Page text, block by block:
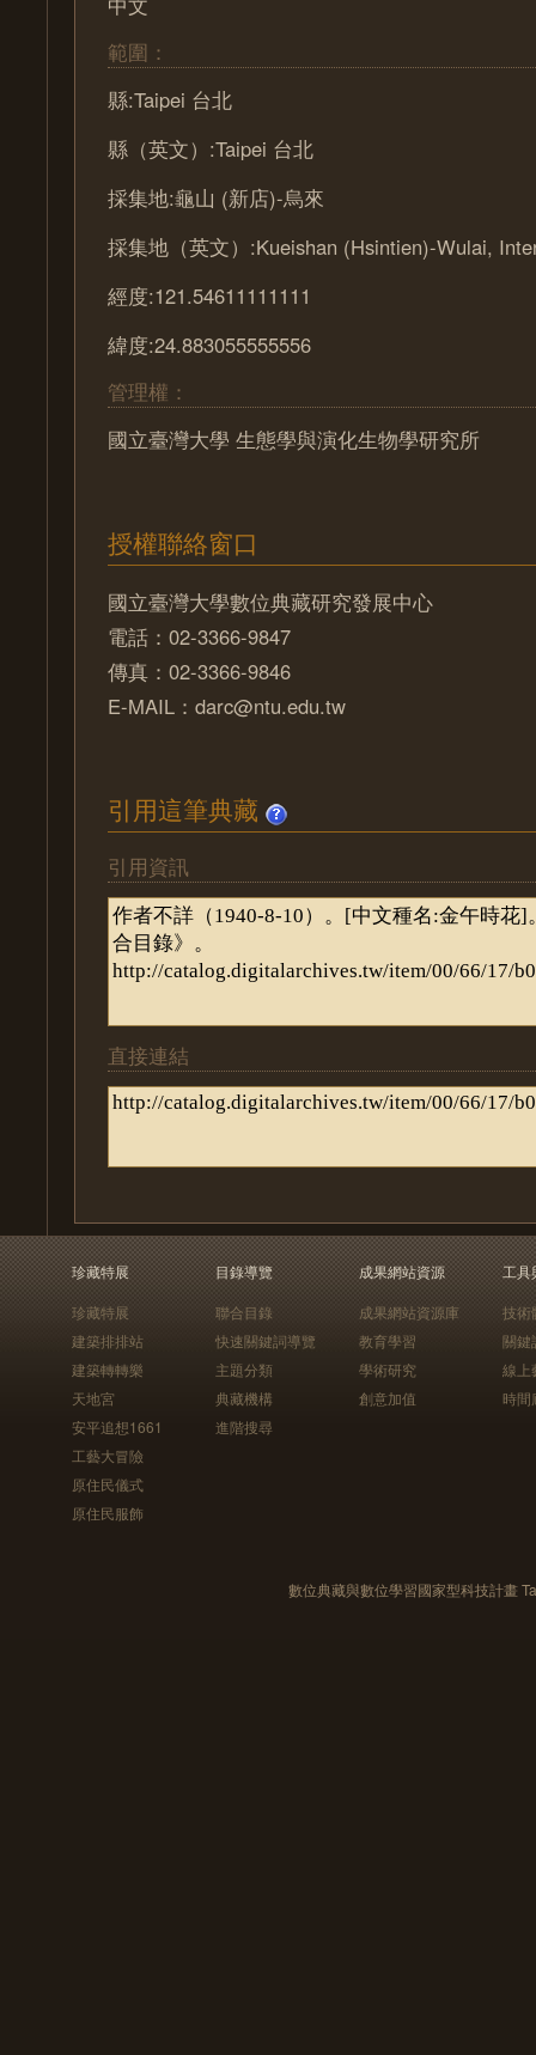
範圍：
縣:Taipei 台北
縣（英文）:Taipei 台北
採集地:龜山 (新店)-烏來
採集地（英文）:Kueishan (Hsintien)-Wulai,
經度:121.54611111111
緯度:24.883055555556
管理權：
國立臺灣大學 生態學與演化生物學研究所
授權聯絡窗口
國立臺灣大學數位典藏研究發展中心
電話：02-3366-9847
傳真：02-3366-9846
E-MAIL：darc@ntu.edu.tw
引用這筆典藏
引用資訊
直接連結
珍藏特展
珍藏特展
建築排排站
建築轉轉樂
天地宮
安平追想1661
工藝大冒險
原住民儀式
原住民服飾
目錄導覽
聯合目錄
快速關鍵詞導覽
主題分類
典藏機構
進階搜尋
成果網站資源
成果網站資源庫
教育學習
學術研究
創意加值
工具
技術
關鍵
線上
時間
數位典藏與數位學習國家型科技計畫